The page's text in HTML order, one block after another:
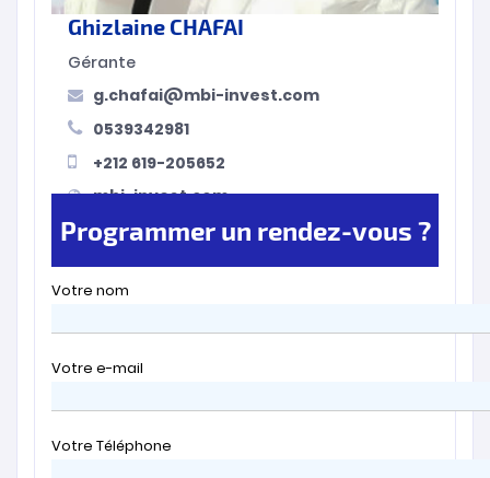
Ghizlaine CHAFAI
Gérante
g.chafai@mbi-invest.com
0539342981
+212 619-205652
mbi-invest.com
Programmer un rendez-vous ?
Votre nom
Votre e-mail
Votre Téléphone